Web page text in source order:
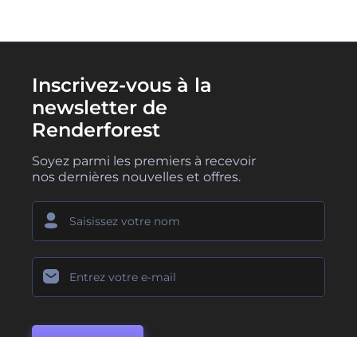
Inscrivez-vous à la
newsletter de
Renderforest
Soyez parmi les premiers à recevoir
nos dernières nouvelles et offres.